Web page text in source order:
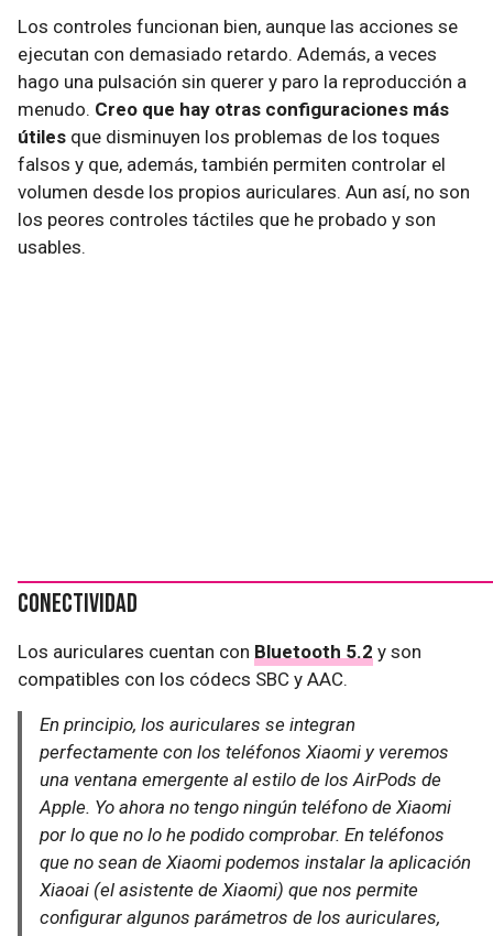
Los controles funcionan bien, aunque las acciones se
ejecutan con demasiado retardo. Además, a veces
hago una pulsación sin querer y paro la reproducción a
menudo. Creo que hay otras configuraciones más
útiles que disminuyen los problemas de los toques
falsos y que, además, también permiten controlar el
volumen desde los propios auriculares. Aun así, no son
los peores controles táctiles que he probado y son
usables.
Conectividad
Los auriculares cuentan con Bluetooth 5.2 y son
compatibles con los códecs SBC y AAC.
En principio, los auriculares se integran
perfectamente con los teléfonos Xiaomi y veremos
una ventana emergente al estilo de los AirPods de
Apple. Yo ahora no tengo ningún teléfono de Xiaomi
por lo que no lo he podido comprobar. En teléfonos
que no sean de Xiaomi podemos instalar la aplicación
Xiaoai (el asistente de Xiaomi) que nos permite
configurar algunos parámetros de los auriculares,